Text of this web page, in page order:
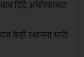
दिँदै अमेरिकाबाट
केही स्थानमा भारी